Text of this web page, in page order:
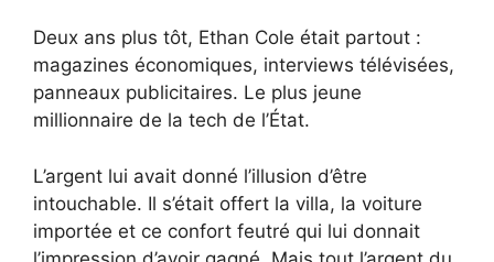
Deux ans plus tôt, Ethan Cole était partout :
magazines économiques, interviews télévisées,
panneaux publicitaires. Le plus jeune
millionnaire de la tech de l’État.
L’argent lui avait donné l’illusion d’être
intouchable. Il s’était offert la villa, la voiture
importée et ce confort feutré qui lui donnait